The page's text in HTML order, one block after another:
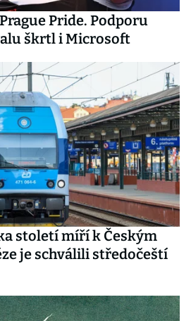
Pride. Podporu
škrtl i Microsoft
století míří k Českým
je schválili středočeští